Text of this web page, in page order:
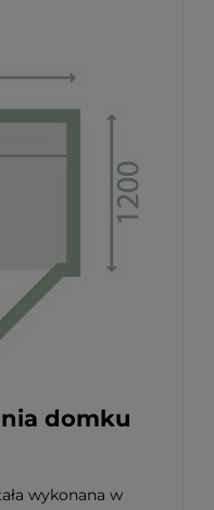
domku
wykonana w